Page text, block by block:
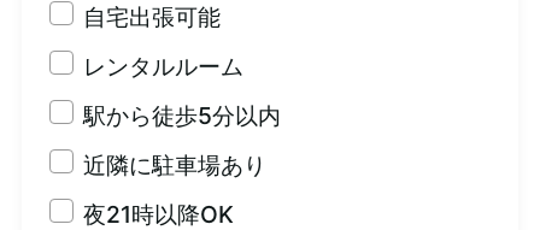
自宅出張可能
レンタルルーム
駅から徒歩5分以内
近隣に駐車場あり
夜21時以降OK